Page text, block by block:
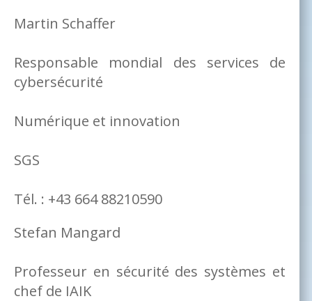
Martin Schaffer
Responsable mondial des services de
cybersécurité
Numérique et innovation
SGS
Tél. : +43 664 88210590
Stefan Mangard
Professeur en sécurité des systèmes et
chef de IAIK